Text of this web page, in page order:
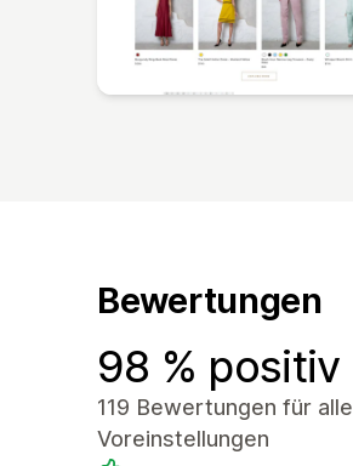
Bewertungen
98 % positiv
119 Bewertungen für alle
Voreinstellungen